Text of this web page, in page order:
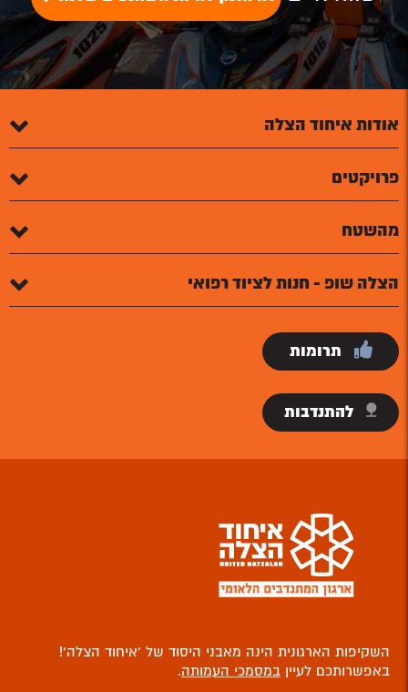
אודות איחוד הצלה
פרויקטים
מהשטח
הצלה שופ - חנות לציוד רפואי
תרומות
להתנדבות
השקיפות הארגונית הינה מאבני היסוד של ‘איחוד הצלה’!
באפשרותכם לעיין במסמכי העמותה.